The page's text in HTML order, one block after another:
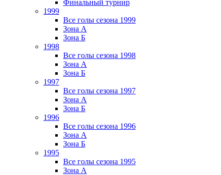
Финальный турнир
1999
Все голы сезона 1999
Зона А
Зона Б
1998
Все голы сезона 1998
Зона А
Зона Б
1997
Все голы сезона 1997
Зона А
Зона Б
1996
Все голы сезона 1996
Зона А
Зона Б
1995
Все голы сезона 1995
Зона А